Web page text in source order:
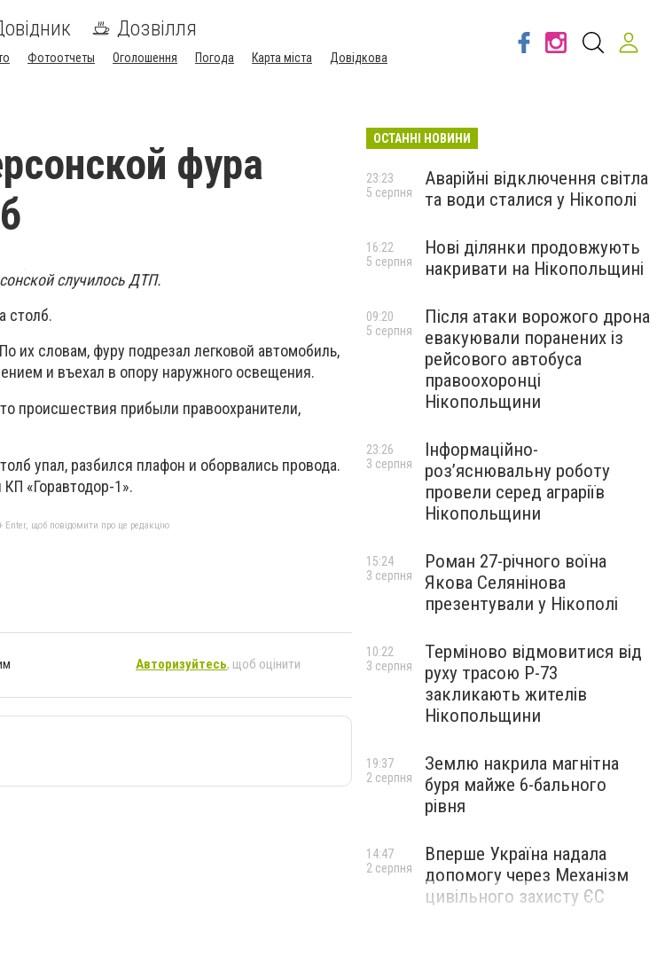
Дозвілля
Фотоотчеты Оголошення Погода Карта міста Довідкова
фура
случилось ДТП.
столб.
их словам, фуру подрезал легковой автомобиль,
и въехал в опору наружного освещения.
происшествия прибыли правоохранители,
упал, разбился плафон и оборвались провода.
«Горавтодор-1».
Enter, щоб повідомити про це редакцію
Авторизуйтесь, щоб оцінити
ОСТАННІ НОВИНИ
Аварійні відключення світла
та води сталися у Нікополі
23:23
5 серпня
Нові ділянки продовжують
накривати на Нікопольщині
16:22
5 серпня
Після атаки ворожого дрона
евакуювали поранених із
рейсового автобуса
правоохоронці
Нікопольщини
09:20
5 серпня
Інформаційно-
роз’яснювальну роботу
провели серед аграріїв
Нікопольщини
23:26
3 серпня
Роман 27-річного воїна
Якова Селянінова
презентували у Нікополі
15:24
3 серпня
Терміново відмовитися від
руху трасою Р-73
закликають жителів
Нікопольщини
10:22
3 серпня
Землю накрила магнітна
буря майже 6-бального
рівня
19:37
2 серпня
Вперше Україна надала
допомогу через Механізм
цивільного захисту ЄС
14:47
2 серпня